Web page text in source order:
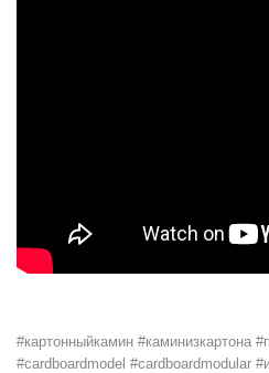
#картонныйкамин #каминизкартона
#cardboardmodel #cardboardmodular